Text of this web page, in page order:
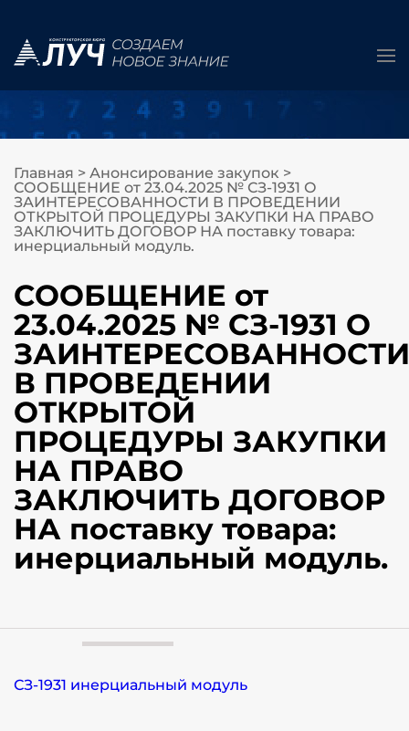
Главная > Анонсирование закупок >
СООБЩЕНИЕ от 23.04.2025 № СЗ-1931 О
ЗАИНТЕРЕСОВАННОСТИ В ПРОВЕДЕНИИ
ОТКРЫТОЙ ПРОЦЕДУРЫ ЗАКУПКИ НА ПРАВО
ЗАКЛЮЧИТЬ ДОГОВОР НА поставку товара:
инерциальный модуль.
СООБЩЕНИЕ от
23.04.2025 № СЗ-1931 О
ЗАИНТЕРЕСОВАННОСТИ
В ПРОВЕДЕНИИ
ОТКРЫТОЙ
ПРОЦЕДУРЫ ЗАКУПКИ
НА ПРАВО
ЗАКЛЮЧИТЬ ДОГОВОР
НА поставку товара:
инерциальный модуль.
СЗ-1931 инерциальный модуль